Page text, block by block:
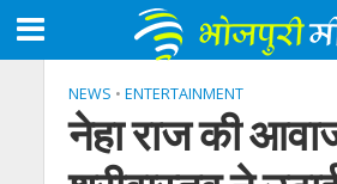
NEWS • ENTERTAINMENT
नेहा राज की